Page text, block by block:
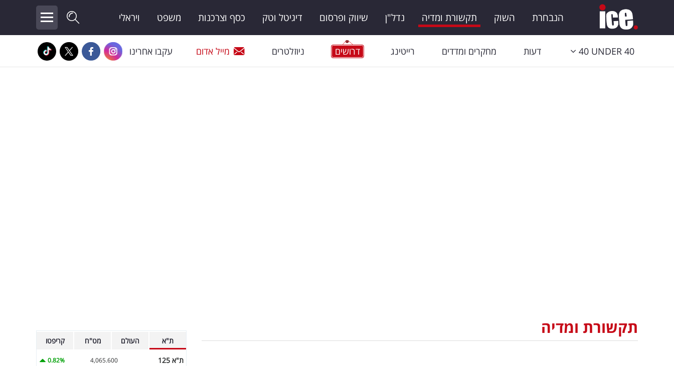
הנבחרת השוק תקשורת ומדיה נדל"ן שיווק ופרסום דיגיטל וטק כסף וצרכנות משפט ויראלי
40 UNDER 40 דעות מחקרים ומדדים רייטינג דרושים ניוזלטרים מייל אדום עקבו אחרינו
תקשורת ומדיה
ת"א העולם מט"ח קריפטו
ת"א 125 4,065.600
0.82%